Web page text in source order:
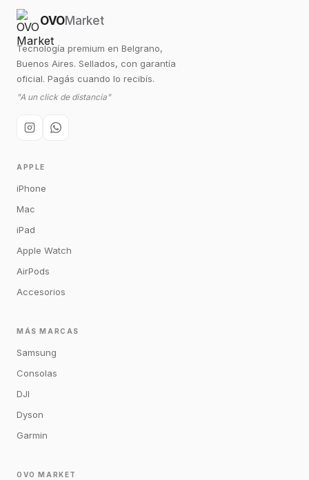
OVOMarket
Tecnología premium en Belgrano,
Buenos Aires. Sellados, con garantía
oficial. Pagás cuando lo recibís.
"A un click de distancia"
APPLE
iPhone
Mac
iPad
Apple Watch
AirPods
Accesorios
MÁS MARCAS
Samsung
Consolas
DJI
Dyson
Garmin
OVO MARKET